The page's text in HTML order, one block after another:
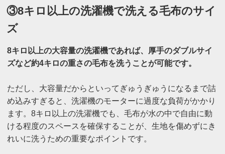
③8キロ以上の洗濯機で洗える毛布のサイ
ズ
8キロ以上の大容量の洗濯機であれば、厚手のダブルサイ
ズなど約4キロの重さの毛布を洗うことが可能です。
ただし、大容量だからといってぎゅうぎゅうになるまで詰
め込みすぎると、洗濯機のモーターに過度な負荷がかかり
ます。8キロ以上の洗濯機でも、毛布が水の中で自由に動
ける程度のスペースを確保することが、生地を傷めずにき
れいに洗うための重要なポイントです。